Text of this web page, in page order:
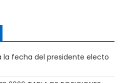
la fecha del presidente electo